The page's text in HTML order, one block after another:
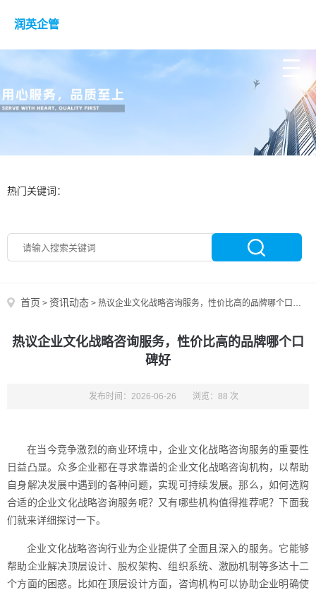
润英企管
热门关键词：
首页 > 资讯动态 > 热议企业文化战略咨询服务，性价比高的品牌哪个口碑好
热议企业文化战略咨询服务，性价比高的品牌哪个口
碑好
发布时间：2026-06-26 浏览：88 次
在当今竞争激烈的商业环境中，企业文化战略咨询服务的重要性
日益凸显。众多企业都在寻求靠谱的企业文化战略咨询机构，以帮助
自身解决发展中遇到的各种问题，实现可持续发展。那么，如何选购
合适的企业文化战略咨询服务呢？又有哪些机构值得推荐呢？下面我
们就来详细探讨一下。
企业文化战略咨询行业为企业提供了全面且深入的服务。它能够
帮助企业解决顶层设计、股权架构、组织系统、激励机制等多达十二
个方面的困惑。比如在顶层设计方面，咨询机构可以协助企业明确使